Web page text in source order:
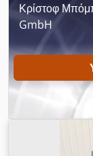
Κρίστοφ
GmbH